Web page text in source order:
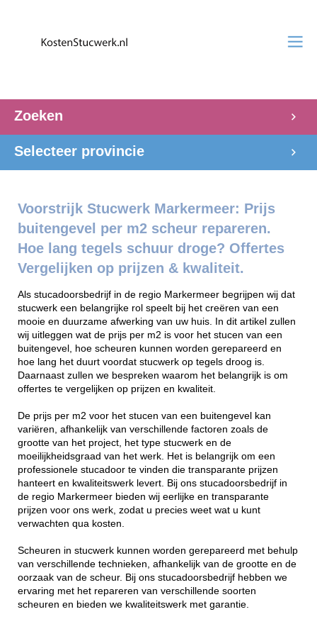
Zoeken
Selecteer provincie
Voorstrijk Stucwerk Markermeer: Prijs
buitengevel per m2 scheur repareren.
Hoe lang tegels schuur droge? Offertes
Vergelijken op prijzen & kwaliteit.
Als stucadoorsbedrijf in de regio Markermeer begrijpen wij dat
stucwerk een belangrijke rol speelt bij het creëren van een
mooie en duurzame afwerking van uw huis. In dit artikel zullen
wij uitleggen wat de prijs per m2 is voor het stucen van een
buitengevel, hoe scheuren kunnen worden gerepareerd en
hoe lang het duurt voordat stucwerk op tegels droog is.
Daarnaast zullen we bespreken waarom het belangrijk is om
offertes te vergelijken op prijzen en kwaliteit.
De prijs per m2 voor het stucen van een buitengevel kan
variëren, afhankelijk van verschillende factoren zoals de
grootte van het project, het type stucwerk en de
moeilijkheidsgraad van het werk. Het is belangrijk om een
professionele stucadoor te vinden die transparante prijzen
hanteert en kwaliteitswerk levert. Bij ons stucadoorsbedrijf in
de regio Markermeer bieden wij eerlijke en transparante
prijzen voor ons werk, zodat u precies weet wat u kunt
verwachten qua kosten.
Scheuren in stucwerk kunnen worden gerepareerd met behulp
van verschillende technieken, afhankelijk van de grootte en de
oorzaak van de scheur. Bij ons stucadoorsbedrijf hebben we
ervaring met het repareren van verschillende soorten
scheuren en bieden we kwaliteitswerk met garantie.